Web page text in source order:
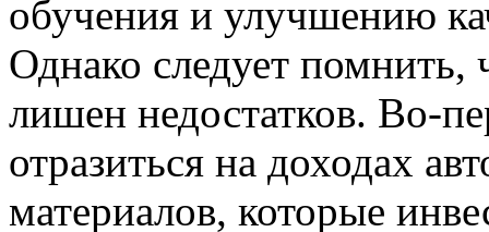
обучения и улучшению
Однако следует помнить,
лишен недостатков. Во-
отразиться на доходах
материалов, которые